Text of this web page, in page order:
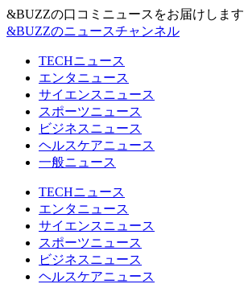
&BUZZの口コミニュースをお届けします
&BUZZのニュースチャンネル
TECHニュース
エンタニュース
サイエンスニュース
スポーツニュース
ビジネスニュース
ヘルスケアニュース
一般ニュース
TECHニュース
エンタニュース
サイエンスニュース
スポーツニュース
ビジネスニュース
ヘルスケアニュース